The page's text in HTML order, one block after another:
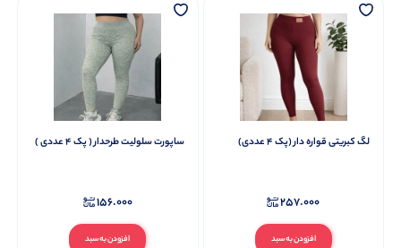
لگ کبریتی قواره دار (پک 4 عددی)
افزودن به سبد
257.000
ساپورت سلولیت طرحدار ( پک 4 عددی )
افزودن به سبد
156.000